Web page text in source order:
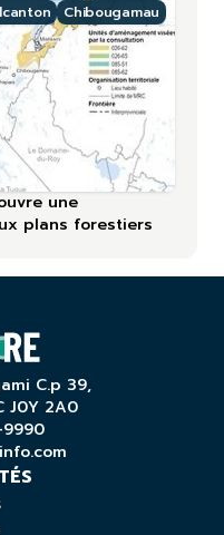
Chibougamau
une
plans forestiers
C.p 39,
J0Y 2A0